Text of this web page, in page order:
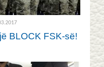
BLOCK FSK-së!